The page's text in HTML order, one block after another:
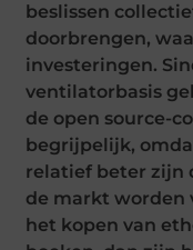
beslissen
doorbrengen,
investeringen.
ventilatorbasis
de open source-
begrijpelijk,
relatief beter zijn
de markt worden
het kopen van